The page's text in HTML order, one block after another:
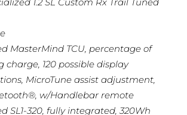
MasterMind TCU, percentage of
charge, 120 possible display
MicroTune assist adjustment,
w/Handlebar remote
SL1-320, fully integrated, 320Wh